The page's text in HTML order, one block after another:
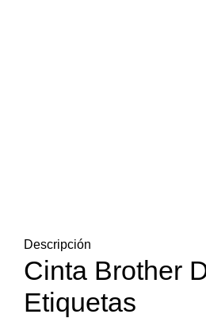
Descripción
Cinta Brother
Etiquetas